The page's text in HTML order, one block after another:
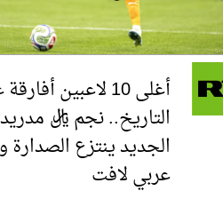
أغلى 10 لاعبين
التاريخ.. نجم ريال مدريد
الجديد ينتزع الصدارة
عربي لافت